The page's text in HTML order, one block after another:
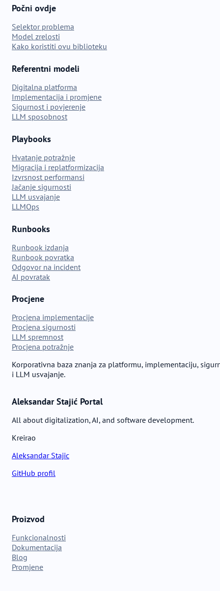
Počni ovdje
Selektor problema
Model zrelosti
Kako koristiti ovu biblioteku
Referentni modeli
Digitalna platforma
Implementacija i promjene
Sigurnost i povjerenje
LLM sposobnost
Playbooks
Hvatanje potražnje
Migracija i replatformizacija
Izvrsnost performansi
Jačanje sigurnosti
LLM usvajanje
LLMOps
Runbooks
Runbook izdanja
Runbook povratka
Odgovor na incident
AI povratak
Procjene
Procjena implementacije
Procjena sigurnosti
LLM spremnost
Procjena potražnje
Korporativna baza znanja za platformu, implementaciju,
i LLM usvajanje.
Aleksandar Stajić Portal
All about digitalization, AI, and software development.
Kreirao
Aleksandar Stajic
GitHub profil
Proizvod
Funkcionalnosti
Dokumentacija
Blog
Promjene